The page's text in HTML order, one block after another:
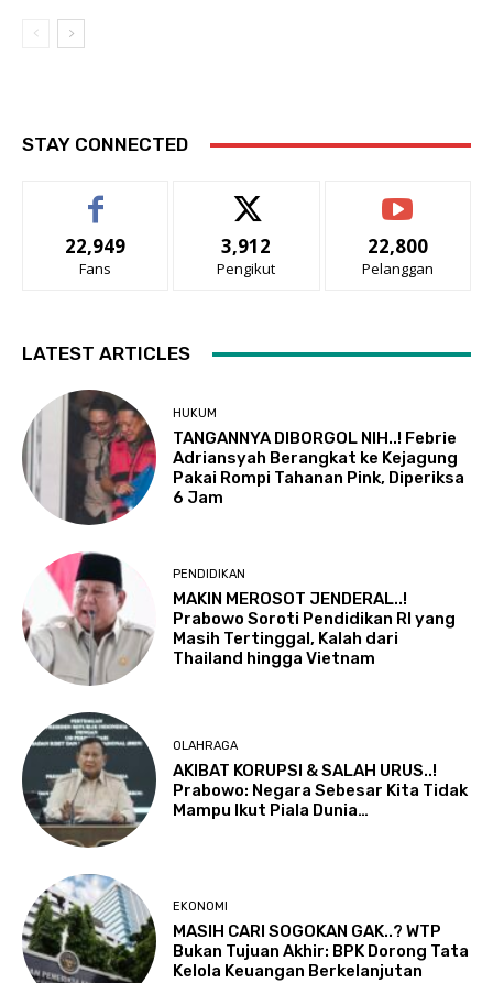
STAY CONNECTED
22,949
Fans
3,912
Pengikut
22,800
Pelanggan
LATEST ARTICLES
HUKUM
TANGANNYA DIBORGOL NIH..! Febrie
Adriansyah Berangkat ke Kejagung
Pakai Rompi Tahanan Pink, Diperiksa
6 Jam
PENDIDIKAN
MAKIN MEROSOT JENDERAL..!
Prabowo Soroti Pendidikan RI yang
Masih Tertinggal, Kalah dari
Thailand hingga Vietnam
OLAHRAGA
AKIBAT KORUPSI & SALAH URUS..!
Prabowo: Negara Sebesar Kita Tidak
Mampu Ikut Piala Dunia…
EKONOMI
MASIH CARI SOGOKAN GAK..? WTP
Bukan Tujuan Akhir: BPK Dorong Tata
Kelola Keuangan Berkelanjutan